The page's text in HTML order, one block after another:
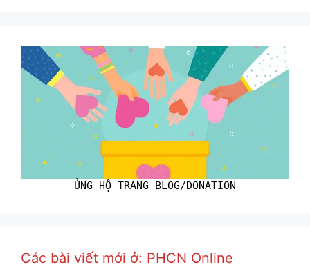
ỦNG HỘ TRANG BLOG/DONATION
Các bài viết mới ở: PHCN Online